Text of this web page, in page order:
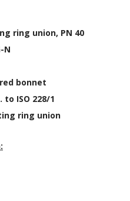
ring union, PN 40
N
bonnet
ISO 228/1
ring union